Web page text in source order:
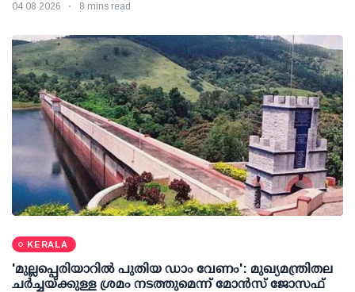
04 08 2026 8 mins read
KERALA
'മുല്ലപ്പെരിയാറില്‍ പുതിയ ഡാം വേണം': മുഖ്യമന്ത്രിതല
ചര്‍ച്ചയ്ക്കുള്ള ശ്രമം നടത്തുമെന്ന് മോന്‍സ് ജോസഫ്